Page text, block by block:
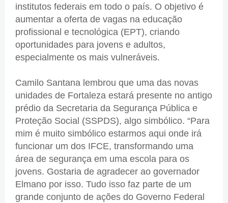
institutos federais em todo o país. O objetivo é
aumentar a oferta de vagas na educação
profissional e tecnológica (EPT), criando
oportunidades para jovens e adultos,
especialmente os mais vulneráveis.
Camilo Santana lembrou que uma das novas
unidades de Fortaleza estará presente no antigo
prédio da Secretaria da Segurança Pública e
Proteção Social (SSPDS), algo simbólico. “Para
mim é muito simbólico estarmos aqui onde irá
funcionar um dos IFCE, transformando uma
área de segurança em uma escola para os
jovens. Gostaria de agradecer ao governador
Elmano por isso. Tudo isso faz parte de um
grande conjunto de ações do Governo Federal